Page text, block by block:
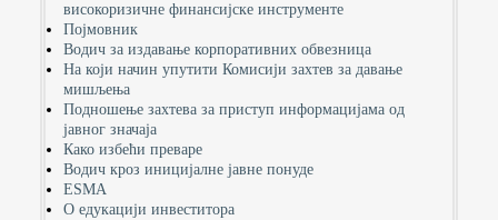
високоризичне финансијске инструменте
Појмовник
Водич за издавање корпоративних обвезница
На који начин упутити Комисији захтев за давање
мишљења
Подношење захтева за приступ информацијама од
јавног значаја
Како избећи преваре
Водич кроз иницијалне јавне понуде
ESMA
О едукацији инвеститора